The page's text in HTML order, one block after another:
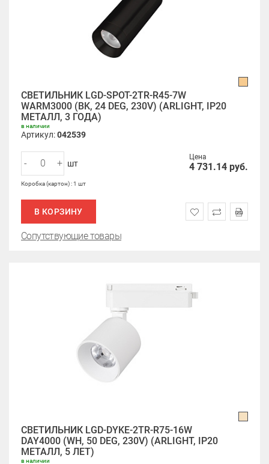
СВЕТИЛЬНИК LGD-SPOT-2TR-R45-7W
WARM3000 (BK, 24 DEG, 230V) (ARLIGHT, IP20
МЕТАЛЛ, 3 ГОДА)
в наличии
Артикул:042539
Цена
4 731.14 руб.
- + шт
Коробка (картон) : 1 шт
В КОРЗИНУ
Сопутствующие товары
СВЕТИЛЬНИК LGD-DYKE-2TR-R75-16W
DAY4000 (WH, 50 DEG, 230V) (ARLIGHT, IP20
МЕТАЛЛ, 5 ЛЕТ)
в наличии